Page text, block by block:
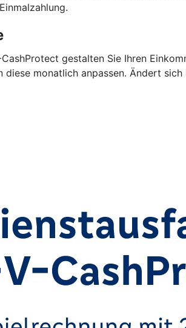
gestalten Sie Ihren
monatlich anpassen. Ändert